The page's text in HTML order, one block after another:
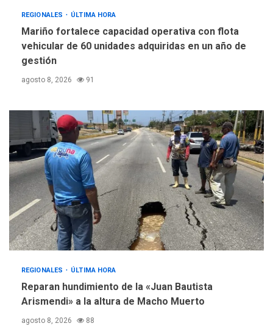
REGIONALES ÚLTIMA HORA
Mariño fortalece capacidad operativa con flota
vehicular de 60 unidades adquiridas en un año de
gestión
agosto 8, 2026 91
REGIONALES ÚLTIMA HORA
Reparan hundimiento de la «Juan Bautista
Arismendi» a la altura de Macho Muerto
agosto 8, 2026 88